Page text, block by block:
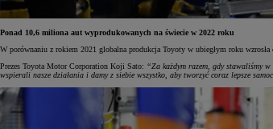
Ponad 10,6 miliona aut wyprodukowanych na świecie w 2022 roku
W porównaniu z rokiem 2021 globalna produkcja Toyoty w ubiegłym roku
Prezes Toyota Motor Corporation Koji Sato: “Za każdym razem, gdy stawaliśmy
wspierali nasze działania i damy z siebie wszystko, aby tworzyć coraz lepsze